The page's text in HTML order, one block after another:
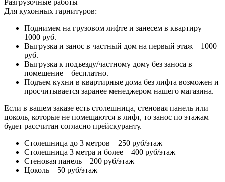
Разгрузочные работы
Для кухонных гарнитуров:
Поднимем на грузовом лифте и занесем в квартиру –
1000 руб.
Выгрузка и занос в частный дом на первый этаж – 1000
руб.
Выгрузка к подъезду/частному дому без заноса в
помещение – бесплатно.
Подъем кухни в квартирные дома без лифта возможен и
просчитывается заранее менеджером нашего магазина.
Если в вашем заказе есть столешница, стеновая панель или
цоколь, которые не помещаются в лифт, то занос по этажам
будет рассчитан согласно прейскуранту.
Столешница до 3 метров – 250 руб/этаж
Столешница 3 метра и более – 400 руб/этаж
Стеновая панель – 200 руб/этаж
Цоколь – 50 руб/этаж